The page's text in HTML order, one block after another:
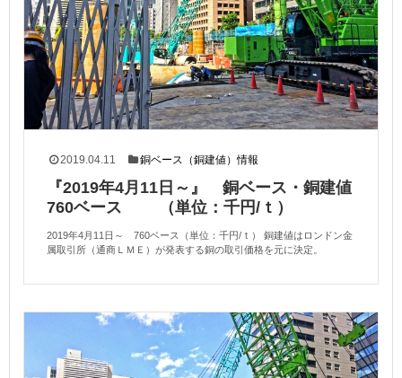
2019.04.11 銅ベース（銅建値）情報
『2019年4月11日～』 銅ベース・銅建値
760ベース （単位：千円/ｔ）
2019年4月11日～ 760ベース（単位：千円/ｔ） 銅建値はロンドン金
属取引所（通商ＬＭＥ）が発表する銅の取引価格を元に決定。